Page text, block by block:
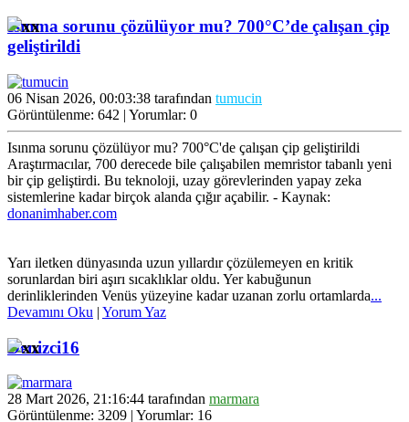
Isınma sorunu çözülüyor mu? 700°C’de çalışan çip
geliştirildi
06 Nisan 2026, 00:03:38 tarafından tumucin
Görüntülenme: 642 | Yorumlar: 0
Isınma sorunu çözülüyor mu? 700°C'de çalışan çip geliştirildi
Araştırmacılar, 700 derecede bile çalışabilen memristor tabanlı yeni
bir çip geliştirdi. Bu teknoloji, uzay görevlerinden yapay zeka
sistemlerine kadar birçok alanda çığır açabilir. - Kaynak:
donanimhaber.com
Yarı iletken dünyasında uzun yıllardır çözülemeyen en kritik
sorunlardan biri aşırı sıcaklıklar oldu. Yer kabuğunun
derinliklerinden Venüs yüzeyine kadar uzanan zorlu ortamlarda...
Devamını Oku | Yorum Yaz
Denizci16
28 Mart 2026, 21:16:44 tarafından marmara
Görüntülenme: 3209 | Yorumlar: 16